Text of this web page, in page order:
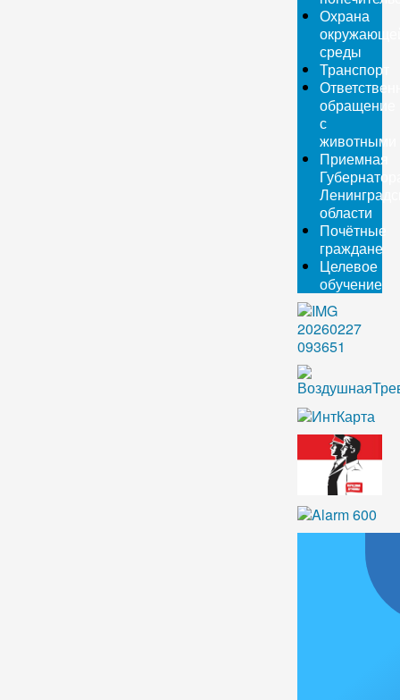
Охрана
среды
Транспорт
обращение
с
животными
Приемная
области
Почётные
граждане
Целевое
обучение